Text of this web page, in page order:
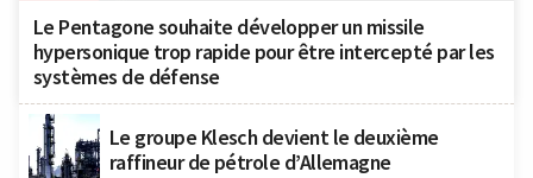
Le Pentagone souhaite développer un missile
hypersonique trop rapide pour être intercepté par les
systèmes de défense
Le groupe Klesch devient le deuxième
raffineur de pétrole d’Allemagne